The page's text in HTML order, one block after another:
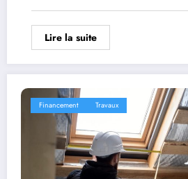
Lire la suite
Financement Travaux